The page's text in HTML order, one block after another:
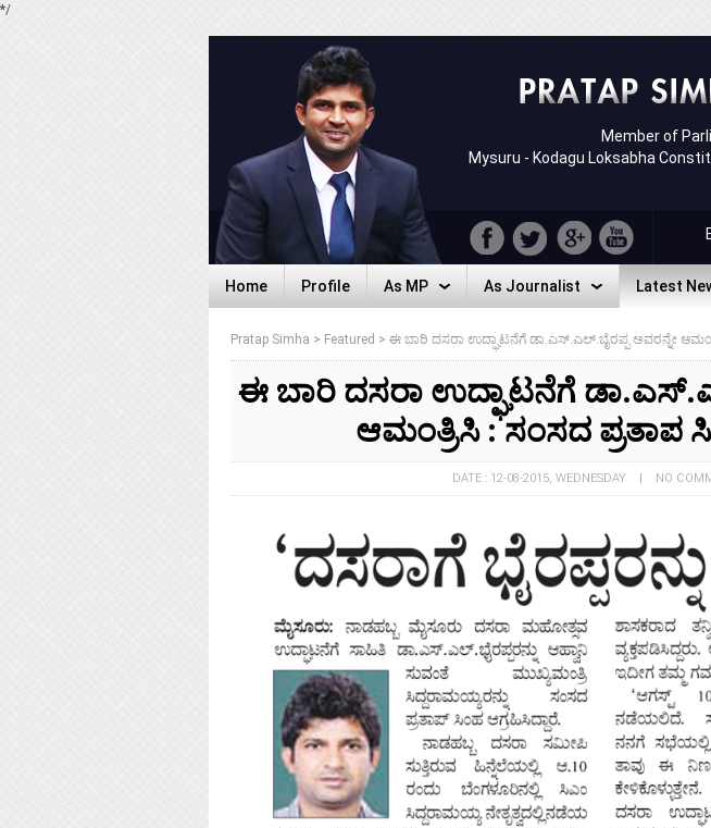
*/
Member of
Mysuru - Kodagu Loksabha
Home
Home
Profile
Profile
As MP
As MP
As Journalist
As Journalist
Latest
Latest
Pratap Simha > Featured > ಈ ಬಾರಿ ದಸರಾ ಉದ್ಘಾಟನೆಗೆ ಡಾ.ಎಸ್.ಎಲ್.ಬೈರಪ್ಪ ಅವರನ್ನೇ
ಈ ಬಾರಿ ದಸರಾ ಉದ್ಘಾಟನೆಗೆ
ಆಮಂತ್ರಿಸಿ : ಸಂಸದ ಪ್ರತಾಪ
DATE : 12-08-2015, WEDNESDAY | NO